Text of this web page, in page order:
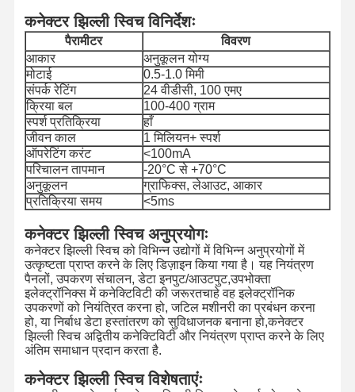
कनेक्टर झिल्ली स्विच विनिर्देशः
पैरामीटर
विवरण
आकार
अनुकूलन योग्य
मोटाई
0.5-1.0 मिमी
संपर्क रेटिंग
24 वीडीसी, 100 एमए
क्रिया बल
100-400 ग्राम
स्पर्श प्रतिक्रिया
हाँ
जीवन काल
1 मिलियन+ स्पर्श
ऑपरेटिंग करंट
<100mA
परिचालन तापमान
-20°C से +70°C
अनुकूलन
ग्राफिक्स, लेआउट, आकार
प्रतिक्रिया समय
<5ms
कनेक्टर झिल्ली स्विच अनुप्रयोगः
कनेक्टर झिल्ली स्विच को विभिन्न उद्योगों में विभिन्न अनुप्रयोगों में
उत्कृष्टता प्राप्त करने के लिए डिज़ाइन किया गया है। यह नियंत्रण
पैनलों, उपकरण संचालन, डेटा इनपुट/आउटपुट,उपभोक्ता
इलेक्ट्रॉनिक्स में कनेक्टिविटी की जरूरतचाहे वह इलेक्ट्रॉनिक
उपकरणों को नियंत्रित करना हो, जटिल मशीनरी का प्रबंधन करना
हो, या निर्बाध डेटा हस्तांतरण को सुविधाजनक बनाना हो,कनेक्टर
झिल्ली स्विच अद्वितीय कनेक्टिविटी और नियंत्रण प्राप्त करने के लिए
अंतिम समाधान प्रदान करता है.
कनेक्टर झिल्ली स्विच विशेषताएंः